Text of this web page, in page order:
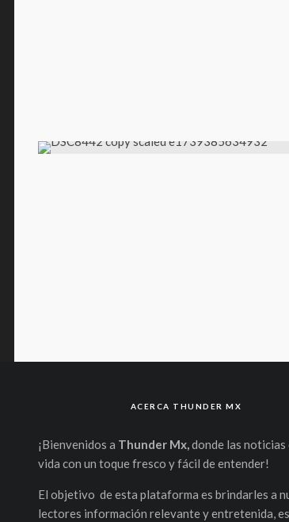
ACERCA THUNDER MX
¡Bienvenidos a Thunder Mx,donde las noticias
vida con un toque fresco y fácil de entender!
El objetivo de esta plataforma es brindarles a
lectores información relevante y entretenida,